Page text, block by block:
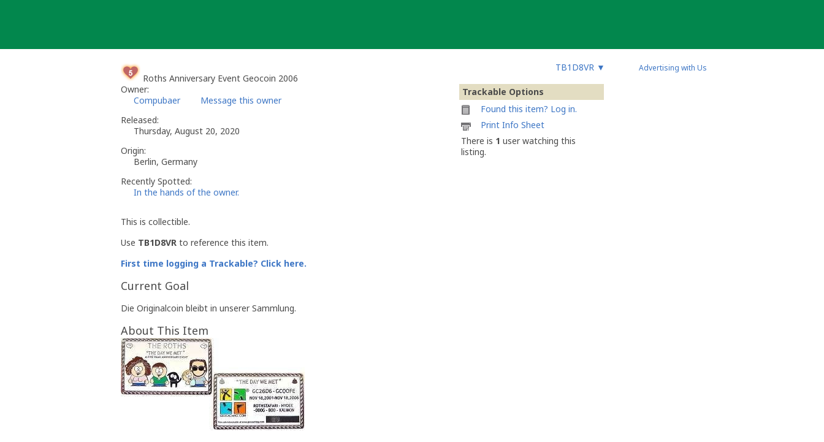
TB1D8VR ▼
Roths Anniversary Event Geocoin 2006
Trackable Options
Found this item? Log in.
Printable
information
sheet
to
Print Info Sheet
There is 1 user watching this
listing.
Owner:
Compubaer
Message this owner
Released:
Thursday, August 20, 2020
Origin:
Berlin, Germany
Recently Spotted:
In the hands of the owner.
This is collectible.
Use TB1D8VR to reference this item.
First time logging a Trackable? Click here.
Current Goal
Die Originalcoin bleibt in unserer Sammlung.
About This Item
Advertising with Us